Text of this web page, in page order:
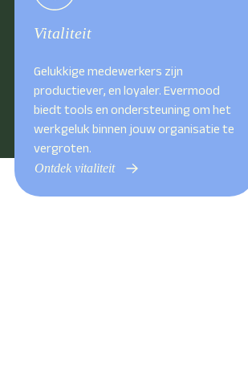
Vitaliteit
Gelukkige medewerkers zijn
productiever, en loyaler. Evermood
biedt tools en ondersteuning om het
werkgeluk binnen jouw organisatie te
vergroten.
Ontdek vitaliteit